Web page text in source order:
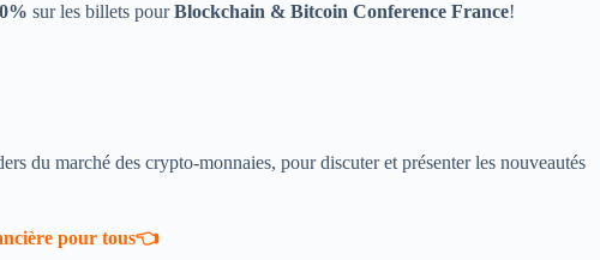
sur les billets pourBlockchain & Bitcoin Conference France!
du marché des crypto-monnaies, pour discuter et présenter les nouveautés
pour tous👈